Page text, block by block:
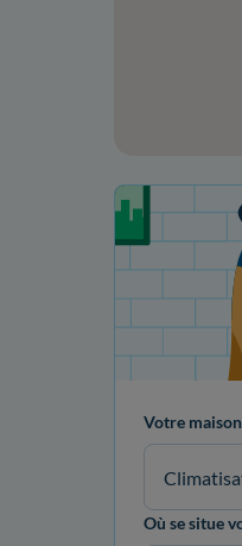
Votre projet de
Votre
Où se situe